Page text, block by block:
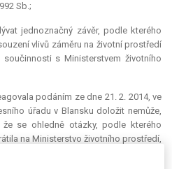
Sb.;
jednoznačný závěr, podle kterého
vlivů záměru na životní prostředí
s Ministerstvem životního
podáním ze dne 21. 2. 2014, ve
úřadu v Blansku doložit nemůže,
se ohledně otázky, podle kterého
na Ministerstvo životního prostředí,